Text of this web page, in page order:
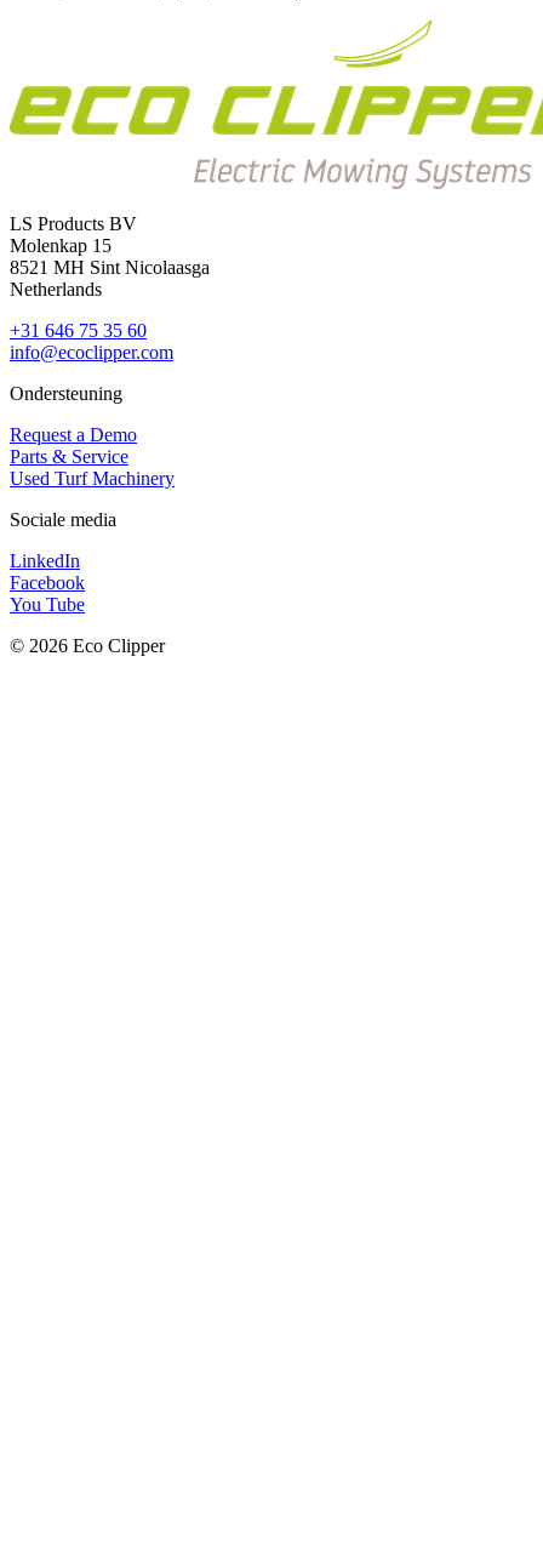
LS Products BV
Molenkap 15
8521 MH Sint Nicolaasga
Netherlands
+31 646 75 35 60
info@ecoclipper.com
Ondersteuning
Request a Demo
Parts & Service
Used Turf Machinery
Sociale media
LinkedIn
Facebook
You Tube
© 2026 Eco Clipper